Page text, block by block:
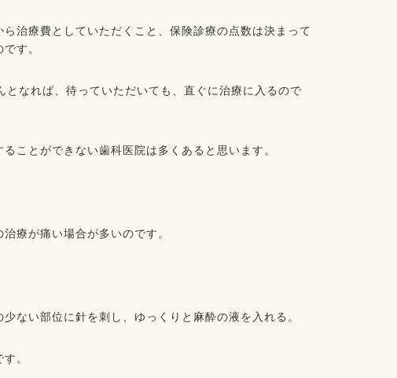
治療費としていただくこと、保険診療の点数は決まって
す。
なれば、待っていただいても、直ぐに治療に入るので
ことができない歯科医院は多くあると思います。
療が痛い場合が多いのです。
ない部位に針を刺し、ゆっくりと麻酔の液を入れる。
。